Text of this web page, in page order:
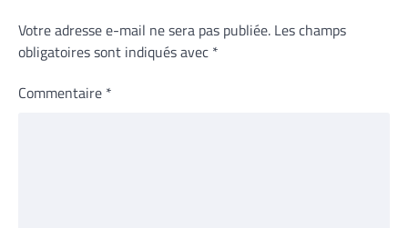
Votre adresse e-mail ne sera pas publiée. Les champs
obligatoires sont indiqués avec *
Commentaire *